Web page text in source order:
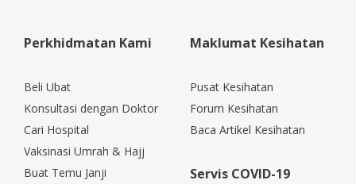
Perkhidmatan Kami
Beli Ubat
Konsultasi dengan Doktor
Cari Hospital
Vaksinasi Umrah & Hajj
Buat Temu Janji
Maklumat Kesihatan
Pusat Kesihatan
Forum Kesihatan
Baca Artikel Kesihatan
Servis COVID-19